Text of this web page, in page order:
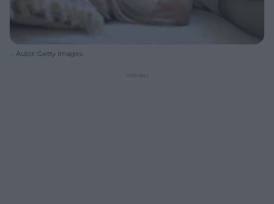
Autor: Getty Images